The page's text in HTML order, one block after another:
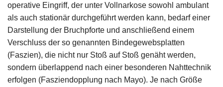
operative Eingriff, der unter Vollnarkose sowohl ambulant
als auch stationär durchgeführt werden kann, bedarf einer
Darstellung der Bruchpforte und anschließend einem
Verschluss der so genannten Bindegewebsplatten
(Faszien), die nicht nur Stoß auf Stoß genäht werden,
sondern überlappend nach einer besonderen Nahttechnik
erfolgen (Fasziendopplung nach Mayo). Je nach Größe